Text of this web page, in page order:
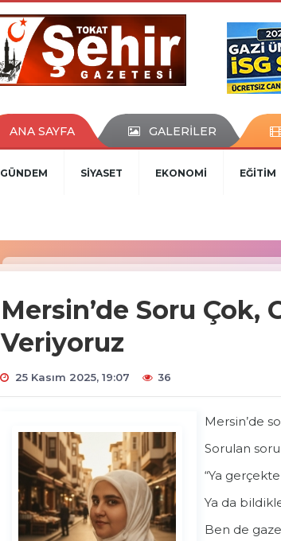
ANA SAYFA GALERİLER
GÜNDEM SİYASET EKONOMİ EĞİTİM
Mersin’de Soru Çok,
Veriyoruz
25 Kasım 2025, 19:07 36
Mersin’de
Sorulan
“Ya
Ya da
Ben de